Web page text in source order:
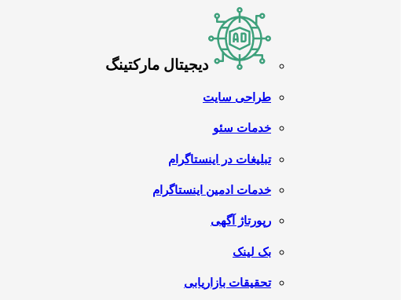
دیجیتال مارکتینگ
طراحی سایت
خدمات سئو
تبلیغات در اینستاگرام
خدمات ادمین اینستاگرام
رپورتاژ آگهی
بک لینک
تحقیقات بازاریابی